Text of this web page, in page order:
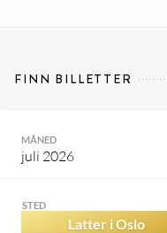
FINN BILLETTER
MÅNED
juli 2026
STED
Latter i Oslo